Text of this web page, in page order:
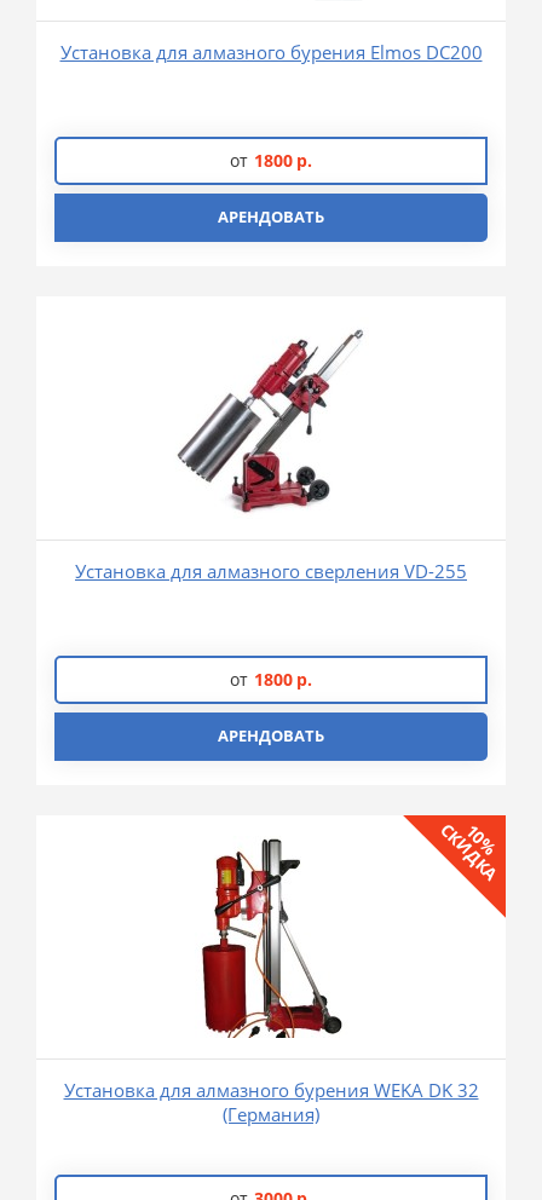
Установка для алмазного бурения Elmos DC200
от 1800 р.
АРЕНДОВАТЬ
Установка для алмазного сверления VD-255
от 1800 р.
АРЕНДОВАТЬ
10%
СКИДКА
Установка для алмазного бурения WEKA DK 32
(Германия)